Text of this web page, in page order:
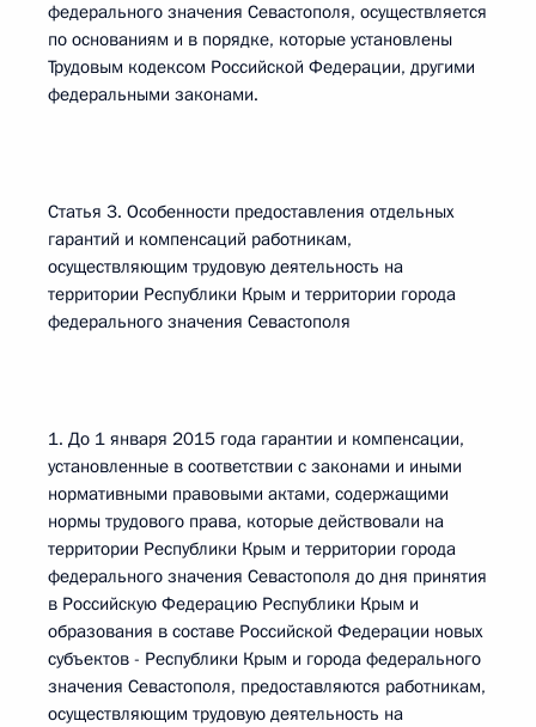
федерального значения Севастополя, осуществляется
по основаниям и в порядке, которые установлены
Трудовым кодексом Российской Федерации, другими
федеральными законами.
Статья 3. Особенности предоставления отдельных
гарантий и компенсаций работникам,
осуществляющим трудовую деятельность на
территории Республики Крым и территории города
федерального значения Севастополя
1. До 1 января 2015 года гарантии и компенсации,
установленные в соответствии с законами и иными
нормативными правовыми актами, содержащими
нормы трудового права, которые действовали на
территории Республики Крым и территории города
федерального значения Севастополя до дня принятия
в Российскую Федерацию Республики Крым и
образования в составе Российской Федерации новых
субъектов - Республики Крым и города федерального
значения Севастополя, предоставляются работникам,
осуществляющим трудовую деятельность на